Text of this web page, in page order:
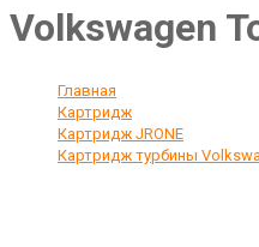
Volkswagen
Главная
Картридж
Картридж JRONE
Картридж турбины